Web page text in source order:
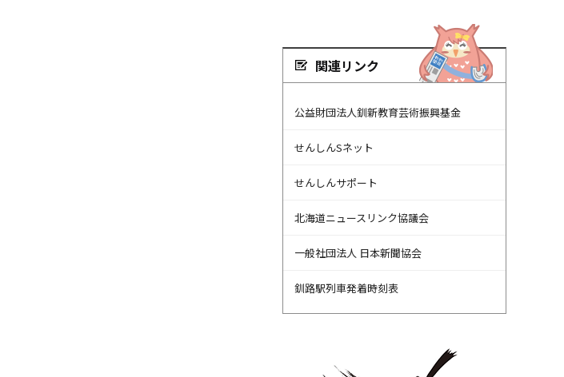
関連リンク
公益財団法人釧新教育芸術振興基金
せんしんSネット
せんしんサポート
北海道ニュースリンク協議会
一般社団法人 日本新聞協会
釧路駅列車発着時刻表